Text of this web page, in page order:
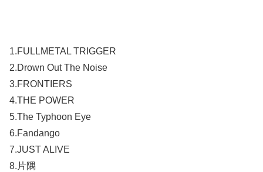
1.FULLMETAL TRIGGER
2.Drown Out The Noise
3.FRONTIERS
4.THE POWER
5.The Typhoon Eye
6.Fandango
7.JUST ALIVE
8.片隅